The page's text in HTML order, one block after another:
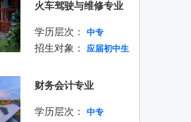
火车驾驶与维修专业
学历层次： 中专
招生对象： 应届初中生
财务会计专业
学历层次： 中专